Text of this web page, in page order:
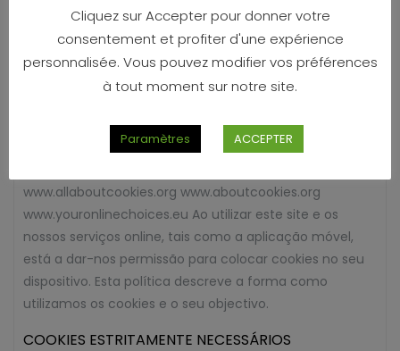
o seu computador ou dispositivo móvel quando visita
um sítio web pela primeira vez. Utilizamos cookies para
fazer o nosso site funcionar melhor para o utilizador. Os
cookies desempenham uma série de papéis diferentes:
páginas, lembrar as suas preferências, e melhorar a
experiência geral do utilizador. Pode encontrar mais
www.allaboutcookies.org www.aboutcookies.org
www.youronlinechoices.eu Ao utilizar este site e os
nossos serviços online, tais como a aplicação móvel,
está a dar-nos permissão para colocar cookies no seu
dispositivo. Esta política descreve a forma como
utilizamos os cookies e o seu objectivo.
COOKIES ESTRITAMENTE NECESSÁRIOS
Cliquez sur Accepter pour donner votre
consentement et profiter d'une expérience
personnalisée. Vous pouvez modifier vos préférences
à tout moment sur notre site.
Paramètres ACCEPTER